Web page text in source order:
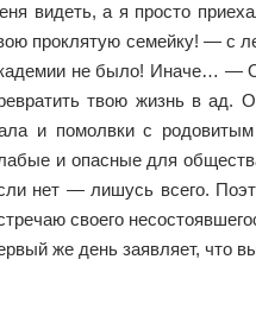
видеть, а я просто
проклятую семейку! — с
не было! Иначе… —
твою жизнь в ад.
и помолвки с
и опасные для
нет — лишусь всего.
своего
же день заявляет, что